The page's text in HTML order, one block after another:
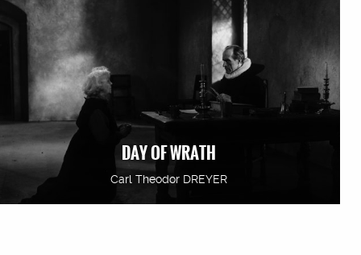
DAY OF WRATH
Carl Theodor DREYER